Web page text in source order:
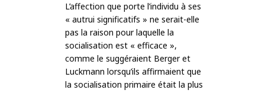
L’affection que porte l’individu à ses
« autrui significatifs » ne serait-elle
pas la raison pour laquelle la
socialisation est « efficace »,
comme le suggéraient Berger et
Luckmann lorsqu’ils affirmaient que
la socialisation primaire était la plus